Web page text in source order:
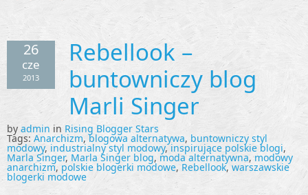
26
cze
2013
Rebellook –
buntowniczy blog
Marli Singer
by admin in Rising Blogger Stars
Tags: Anarchizm,blogowa alternatywa, buntowniczy styl
modowy, industrialny styl modowy,inspirujące polskie blogi,
Marla Singer, Marla Singer blog, moda alternatywna,modowy
anarchizm, polskie blogerki modowe, Rebellook, warszawskie
blogerki modowe